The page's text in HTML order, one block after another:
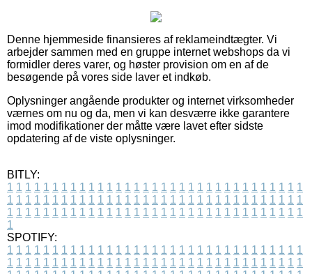
Denne hjemmeside finansieres af reklameindtægter. Vi
arbejder sammen med en gruppe internet webshops da vi
formidler deres varer, og høster provision om en af de
besøgende på vores side laver et indkøb.
Oplysninger angående produkter og internet virksomheder
værnes om nu og da, men vi kan desværre ikke garantere
imod modifikationer der måtte være lavet efter sidste
opdatering af de viste oplysninger.
BITLY:
1 1 1 1 1 1 1 1 1 1 1 1 1 1 1 1 1 1 1 1 1 1 1 1 1 1 1 1 1 1 1 1 1
1 1 1 1 1 1 1 1 1 1 1 1 1 1 1 1 1 1 1 1 1 1 1 1 1 1 1 1 1 1 1 1 1
1 1 1 1 1 1 1 1 1 1 1 1 1 1 1 1 1 1 1 1 1 1 1 1 1 1 1 1 1 1 1 1 1
1
SPOTIFY:
1 1 1 1 1 1 1 1 1 1 1 1 1 1 1 1 1 1 1 1 1 1 1 1 1 1 1 1 1 1 1 1 1
1 1 1 1 1 1 1 1 1 1 1 1 1 1 1 1 1 1 1 1 1 1 1 1 1 1 1 1 1 1 1 1 1